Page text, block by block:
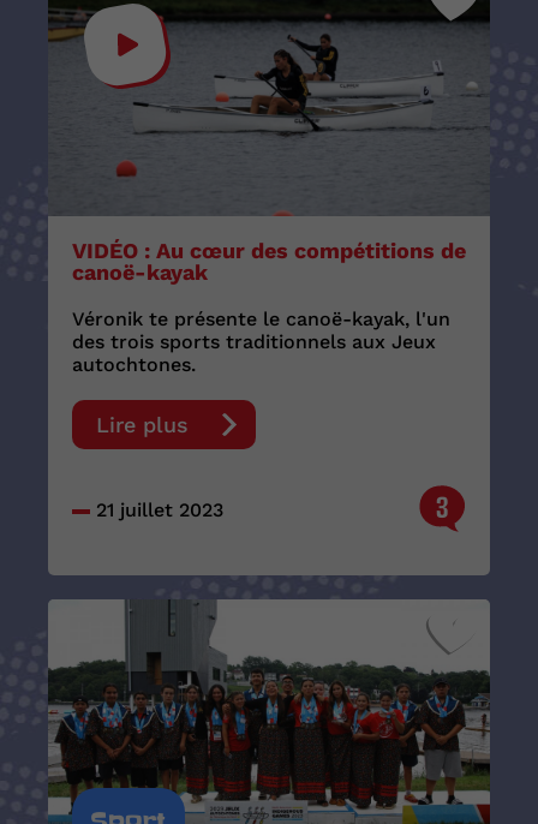
VIDÉO : Au cœur des compétitions de
canoë-kayak
Véronik te présente le canoë-kayak, l'un
des trois sports traditionnels aux Jeux
autochtones.
Lire plus
21 juillet 2023 3